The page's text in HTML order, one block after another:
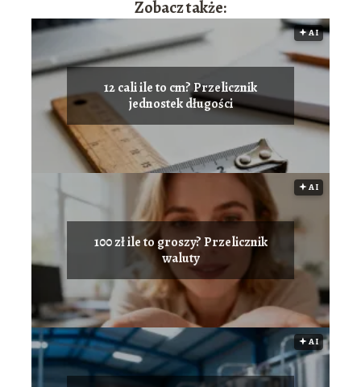
Zobacz także:
🟅 AI
12 cali ile to cm? Przelicznik
jednostek długości
🟅 AI
100 zł ile to groszy? Przelicznik
waluty
🟅 AI